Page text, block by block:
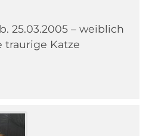
25.03.2005 – weiblich
traurige Katze